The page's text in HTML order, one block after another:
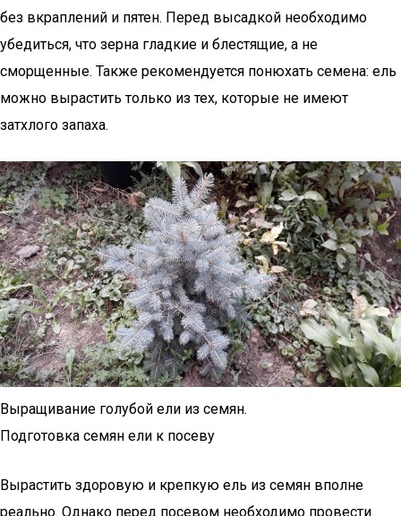
без вкраплений и пятен. Перед высадкой необходимо
убедиться, что зерна гладкие и блестящие, а не
сморщенные. Также рекомендуется понюхать семена: ель
можно вырастить только из тех, которые не имеют
затхлого запаха.
Выращивание голубой ели из семян.
Подготовка семян ели к посеву
Вырастить здоровую и крепкую ель из семян вполне
реально. Однако перед посевом необходимо провести